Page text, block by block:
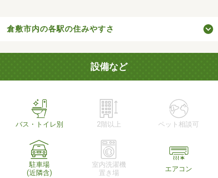
倉敷市内の各駅の住みやすさ
設備など
バス・トイレ別 2階以上 ペット相談可
駐車場
(近隣含)
室内洗濯機
置き場
エアコン